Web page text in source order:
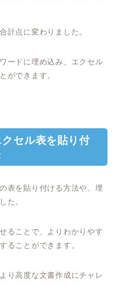
計点に変わりました。
ードに埋め込み、エクセル
ができます。
セル表を貼り付
表を貼り付ける方法や、埋
た。
ることで、よりわかりやす
ることができます。
り高度な文書作成にチャレ